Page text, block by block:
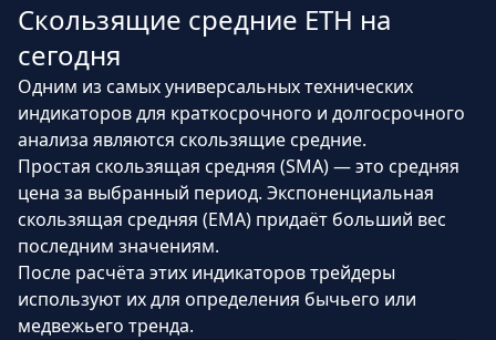
Скользящие средние ETH на
сегодня
Одним из самых универсальных технических
индикаторов для краткосрочного и долгосрочного
анализа являются скользящие средние.
Простая скользящая средняя (SMA) — это средняя
цена за выбранный период. Экспоненциальная
скользящая средняя (EMA) придаёт больший вес
последним значениям.
После расчёта этих индикаторов трейдеры
используют их для определения бычьего или
медвежьего тренда.